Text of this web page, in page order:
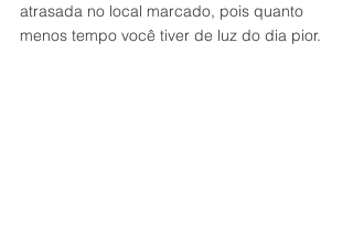
atrasada no local marcado, pois quanto
menos tempo você tiver de luz do dia pior.